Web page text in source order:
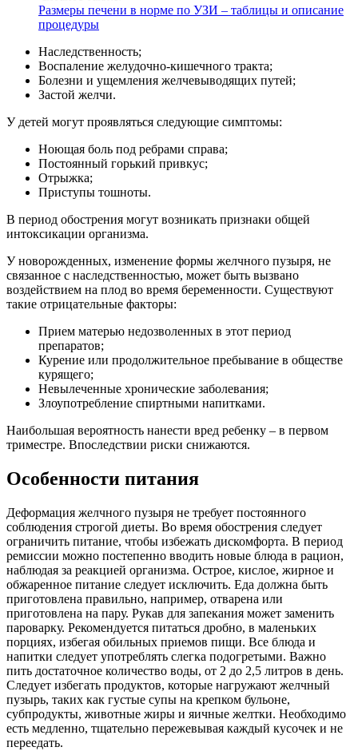
Размеры печени в норме по УЗИ – таблицы и описание
процедуры
Наследственность;
Воспаление желудочно-кишечного тракта;
Болезни и ущемления желчевыводящих путей;
Застой желчи.
У детей могут проявляться следующие симптомы:
Ноющая боль под ребрами справа;
Постоянный горький привкус;
Отрыжка;
Приступы тошноты.
В период обострения могут возникать признаки общей
интоксикации организма.
У новорожденных, изменение формы желчного пузыря, не
связанное с наследственностью, может быть вызвано
воздействием на плод во время беременности. Существуют
такие отрицательные факторы:
Прием матерью недозволенных в этот период
препаратов;
Курение или продолжительное пребывание в обществе
курящего;
Невылеченные хронические заболевания;
Злоупотребление спиртными напитками.
Наибольшая вероятность нанести вред ребенку – в первом
триместре. Впоследствии риски снижаются.
Особенности питания
Деформация желчного пузыря не требует постоянного
соблюдения строгой диеты. Во время обострения следует
ограничить питание, чтобы избежать дискомфорта. В период
ремиссии можно постепенно вводить новые блюда в рацион,
наблюдая за реакцией организма. Острое, кислое, жирное и
обжаренное питание следует исключить. Еда должна быть
приготовлена правильно, например, отварена или
приготовлена на пару. Рукав для запекания может заменить
пароварку. Рекомендуется питаться дробно, в маленьких
порциях, избегая обильных приемов пищи. Все блюда и
напитки следует употреблять слегка подогретыми. Важно
пить достаточное количество воды, от 2 до 2,5 литров в день.
Следует избегать продуктов, которые нагружают желчный
пузырь, таких как густые супы на крепком бульоне,
субпродукты, животные жиры и яичные желтки. Необходимо
есть медленно, тщательно пережевывая каждый кусочек и не
переедать.